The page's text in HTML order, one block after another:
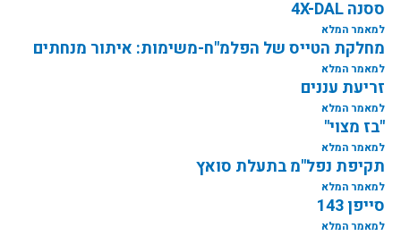
ססנה 4X-DAL
למאמר המלא
מחלקת הטייס של הפלמ"ח-משימות: איתור מנחתים
למאמר המלא
זריעת עננים
למאמר המלא
"בז מצוי"
למאמר המלא
תקיפת נפל"מ בתעלת סואץ
למאמר המלא
סייפן 143
למאמר המלא